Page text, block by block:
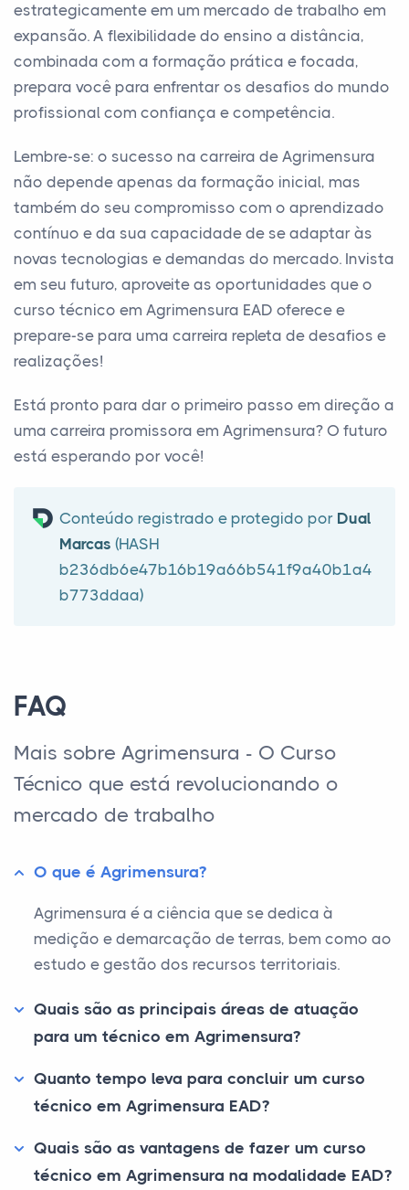
estrategicamente em um mercado de trabalho em
expansão. A flexibilidade do ensino a distância,
combinada com a formação prática e focada,
prepara você para enfrentar os desafios do mundo
profissional com confiança e competência.
Lembre-se: o sucesso na carreira de Agrimensura
não depende apenas da formação inicial, mas
também do seu compromisso com o aprendizado
contínuo e da sua capacidade de se adaptar às
novas tecnologias e demandas do mercado. Invista
em seu futuro, aproveite as oportunidades que o
curso técnico em Agrimensura EAD oferece e
prepare-se para uma carreira repleta de desafios e
realizações!
Está pronto para dar o primeiro passo em direção a
uma carreira promissora em Agrimensura? O futuro
está esperando por você!
Conteúdo registrado e protegido por Dual
Marcas (HASH
b236db6e47b16b19a66b541f9a40b1a4
b773ddaa)
FAQ
Mais sobre Agrimensura - O Curso
Técnico que está revolucionando o
mercado de trabalho
O que é Agrimensura?
Agrimensura é a ciência que se dedica à
medição e demarcação de terras, bem como ao
estudo e gestão dos recursos territoriais.
Quais são as principais áreas de atuação
para um técnico em Agrimensura?
Quanto tempo leva para concluir um curso
técnico em Agrimensura EAD?
Quais são as vantagens de fazer um curso
técnico em Agrimensura na modalidade EAD?